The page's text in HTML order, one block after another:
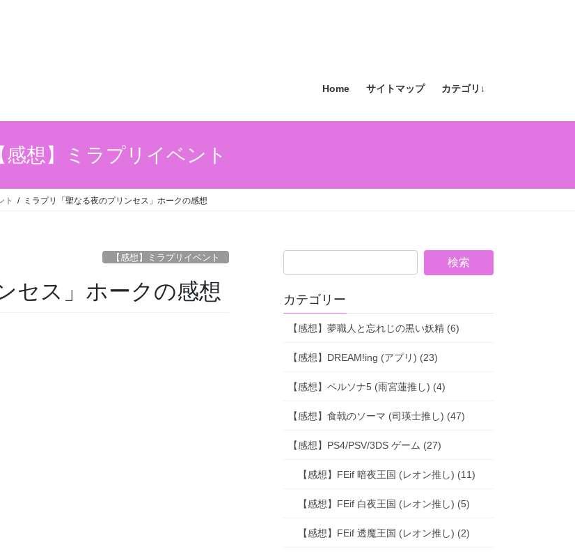
Home サイトマップ カテゴリ↓
感想】ミラプリイベント
ト ミラプリ「聖なる夜のプリンセス」ホークの感想
【感想】ミラプリイベント
セス」ホークの感想 カテゴリー
【感想】夢職人と忘れじの黒い妖精 (6)
【感想】DREAM!ing (アプリ) (23)
【感想】ペルソナ5 (雨宮蓮推し) (4)
【感想】食戟のソーマ (司瑛士推し) (47)
【感想】PS4/PSV/3DS ゲーム (27)
【感想】FEif 暗夜王国 (レオン推し) (11)
【感想】FEif 白夜王国 (レオン推し) (5)
【感想】FEif 透魔王国 (レオン推し) (2)